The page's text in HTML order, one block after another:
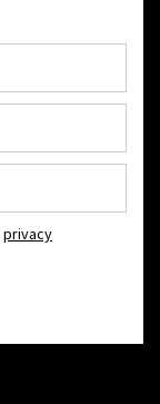
privacy